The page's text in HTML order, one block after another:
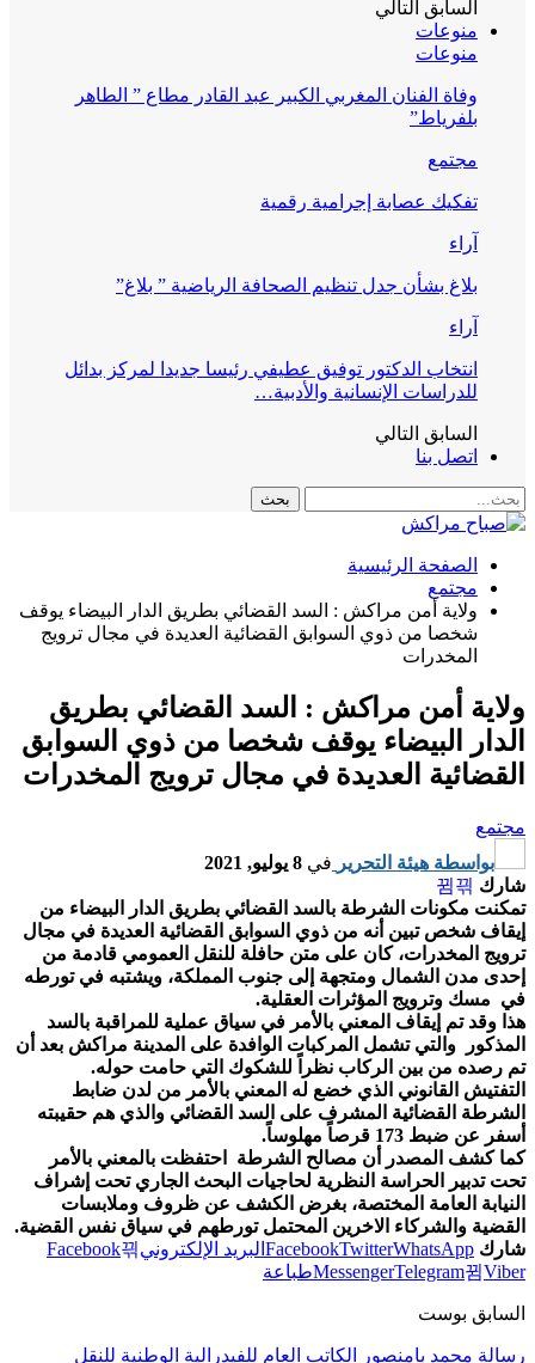
السابق التالي
منوعات
منوعات
وفاة الفنان المغربي الكبير عبد القادر مطاع ” الطاهر
بلفرياط”
مجتمع
تفكيك عصابة إجرامية رقمية
آراء
بلاغ بشأن جدل تنظيم الصحافة الرياضية ” بلاغ”
آراء
انتخاب الدكتور توفيق عطيفي رئيسا جديدا لمركز بدائل
للدراسات الإنسانية والأدبية…
السابق التالي
اتصل بنا
الصفحة الرئيسية
مجتمع
ولاية أمن مراكش : السد القضائي بطريق الدار البيضاء يوقف
شخصا من ذوي السوابق القضائية العديدة في مجال ترويج
المخدرات
ولاية أمن مراكش : السد القضائي بطريق
الدار البيضاء يوقف شخصا من ذوي السوابق
القضائية العديدة في مجال ترويج المخدرات
مجتمع
بواسطة هيئة التحرير في 8 يوليو, 2021
شارك
تمكنت مكونات الشرطة بالسد القضائي بطريق الدار البيضاء من
إيقاف شخص تبين أنه من ذوي السوابق القضائية العديدة في مجال
ترويج المخدرات، كان على متن حافلة للنقل العمومي قادمة من
إحدى مدن الشمال ومتجهة إلى جنوب المملكة، ويشتبه في تورطه
في مسك وترويج المؤثرات العقلية.
هذا وقد تم إيقاف المعني بالأمر في سياق عملية للمراقبة بالسد
المذكور والتي تشمل المركبات الوافدة على المدينة مراكش بعد أن
تم رصده من بين الركاب نظراً للشكوك التي حامت حوله.
التفتيش القانوني الذي خضع له المعني بالأمر من لدن ضابط
الشرطة القضائية المشرف على السد القضائي والذي هم حقيبته
أسفر عن ضبط 173 قرصاً مهلوساً.
كما كشف المصدر أن مصالح الشرطة احتفظت بالمعني بالأمر
تحت تدبير الحراسة النظرية لحاجيات البحث الجاري تحت إشراف
النيابة العامة المختصة، بغرض الكشف عن ظروف وملابسات
القضية والشركاء الاخرين المحتمل تورطهم في سياق نفس القضية.
شارك
FacebookTwitterWhatsApp البريد الإلكتروني
Facebook
MessengerTelegram Viber طباعة
السابق بوست
رسالة محمد بامنصور الكاتب العام للفيدرالية الوطنية للنقل